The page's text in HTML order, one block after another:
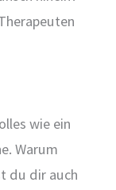
wie ein
Warum
du dir auch